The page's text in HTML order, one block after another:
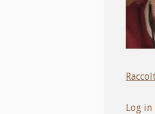
Log in